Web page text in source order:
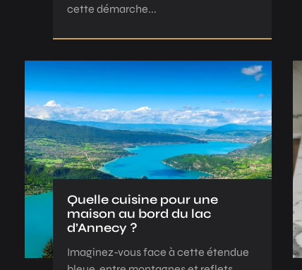
cette démarche...
Quelle cuisine pour une
maison au bord du lac
d’Annecy ?
Imaginez-vous face à cette étendue